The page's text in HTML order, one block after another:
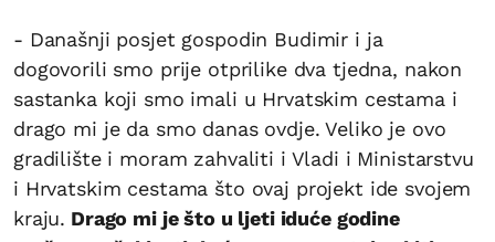
- Današnji posjet gospodin Budimir i ja
dogovorili smo prije otprilike dva tjedna, nakon
sastanka koji smo imali u Hrvatskim cestama i
drago mi je da smo danas ovdje. Veliko je ovo
gradilište i moram zahvaliti i Vladi i Ministarstvu
i Hrvatskim cestama što ovaj projekt ide svojem
kraju. Drago mi je što u ljeti iduće godine